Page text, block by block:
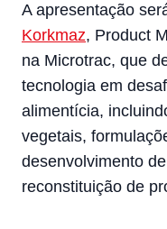
A apresentação
Korkmaz, Product
na Microtrac, que
tecnologia em
alimentícia,
vegetais,
desenvolvimento
reconstituição de